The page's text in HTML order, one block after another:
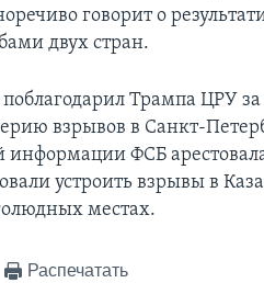
говорит о
двух стран.
поблагодарил Трампа ЦРУ
взрывов в Санкт-
информации ФСБ
устроить взрывы в
местах.
Распечатать